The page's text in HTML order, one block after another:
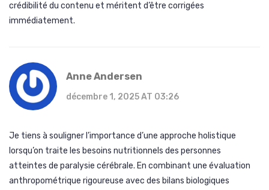
crédibilité du contenu et méritent d’être corrigées
immédiatement.
Anne Andersen
décembre 1, 2025 AT 03:26
Je tiens à souligner l’importance d’une approche holistique
lorsqu’on traite les besoins nutritionnels des personnes
atteintes de paralysie cérébrale. En combinant une évaluation
anthropométrique rigoureuse avec des bilans biologiques